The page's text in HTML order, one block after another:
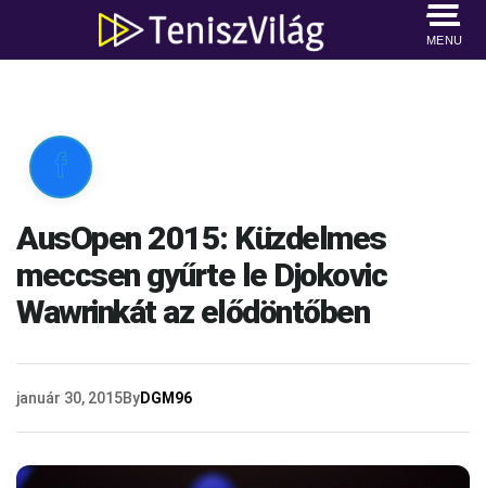
MENU

AusOpen 2015: Küzdelmes
meccsen gyűrte le Djokovic
Wawrinkát az elődöntőben
január 30, 2015ByDGM96